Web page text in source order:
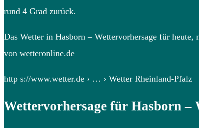
rund 4 Grad zurück.
Das Wetter in Hasborn – Wettervorhersage für
von wetteronline.de
http s://www.wetter.de › … › Wetter Rheinland-Pfalz
Wettervorhersage für Hasborn –